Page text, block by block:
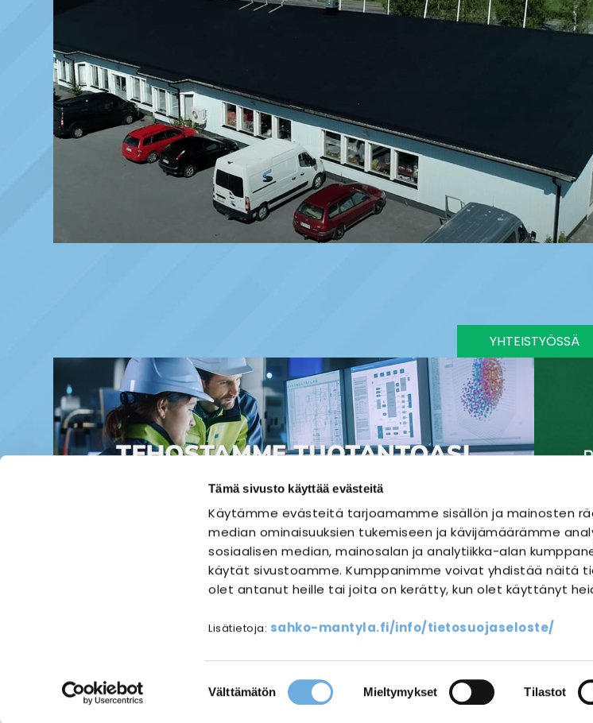
Tämä sivusto käyttää evästeitä
Käytämme evästeitä tarjoamamme sisällön ja mainosten
median ominaisuuksien tukemiseen ja kävijämäärämme
sosiaalisen median, mainosalan ja analytiikka-alan
käytät sivustoamme. Kumppanimme voivat yhdistää näitä
olet antanut heille tai joita on kerätty, kun olet käyttänyt
Lisätietoja: sahko-mantyla.fi/info/tietosuojaseloste/
valinta
Välttämätön Mieltymykset Tilastot
YHTEISTYÖSSÄ
SÄHKÖASENNUS SÄHKÖURAKOINTI
Referenssit Yhteystiedot
Mainostoimisto Semio | Webio